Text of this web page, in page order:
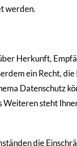
werden.
Herkunft,
ein Recht,
Datenschutz
Weiteren steht
die